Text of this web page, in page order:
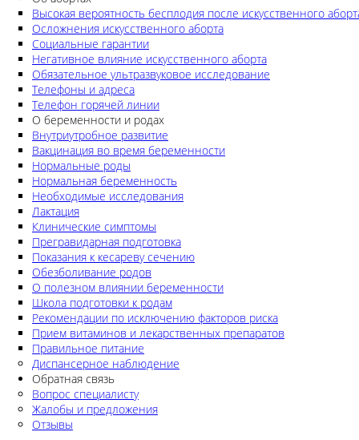
Высокая вероятность бесплодия после искусственного
Осложнения искусственного аборта
Социальные гарантии
Негативное влияние искусственного аборта
Обязательное ультразвуковое исследование
Телефоны и адреса
Телефон горячей линии
О беременности и родах
Внутриутробное развитие
Вакцинация во время беременности
Нормальные роды
Нормальная беременность
Необходимые исследования
Лактация
Клинические симптомы
Прегравидарная подготовка
Показания к кесареву сечению
Обезболивание родов
О полезном влиянии беременности
Школа подготовки к родам
Рекомендации по исключению факторов риска
Прием витаминов и лекарственных препаратов
Правильное питание
Диспансерное наблюдение
Обратная связь
Вопрос специалисту
Жалобы и предложения
Отзывы